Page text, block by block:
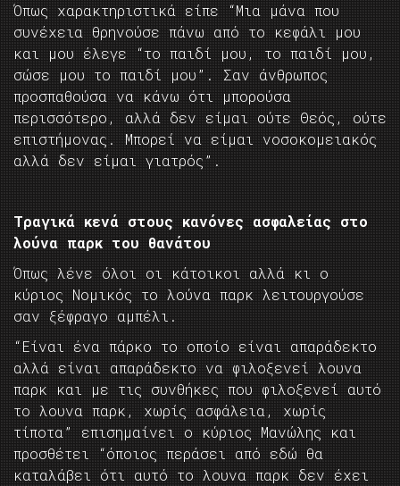
Όπως χαρακτηριστικά είπε “Μια μάνα που
συνέχεια θρηνούσε πάνω από το κεφάλι μου
και μου έλεγε “το παιδί μου, το παιδί μου,
σώσε μου το παιδί μου”. Σαν άνθρωπος
προσπαθούσα να κάνω ότι μπορούσα
περισσότερο, αλλά δεν είμαι ούτε Θεός, ούτε
επιστήμονας. Μπορεί να είμαι νοσοκομειακός
αλλά δεν είμαι γιατρός”.
Τραγικά κενά στους κανόνες ασφαλείας στο
λούνα παρκ του θανάτου
Όπως λένε όλοι οι κάτοικοι αλλά κι ο
κύριος Νομικός το λούνα παρκ λειτουργούσε
σαν ξέφραγο αμπέλι.
“Είναι ένα πάρκο το οποίο είναι απαράδεκτο
αλλά είναι απαράδεκτο να φιλοξενεί λουνα
παρκ και με τις συνθήκες που φιλοξενεί αυτό
το λουνα παρκ, χωρίς ασφάλεια, χωρίς
τίποτα” επισημαίνει ο κύριος Μανώλης και
προσθέτει “όποιος περάσει από εδώ θα
καταλάβει ότι αυτό το λουνα παρκ δεν έχει